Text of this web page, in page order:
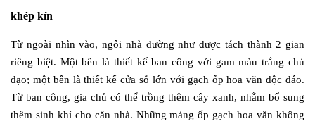
khép kín
Từ ngoài nhìn vào, ngôi nhà dường như được tách thành 2 gian
riêng biệt. Một bên là thiết kế ban công với gam màu trắng chủ
đạo; một bên là thiết kế cửa sổ lớn với gạch ốp hoa văn độc đáo.
Từ ban công, gia chủ có thể trồng thêm cây xanh, nhằm bổ sung
thêm sinh khí cho căn nhà. Những mảng ốp gạch hoa văn không